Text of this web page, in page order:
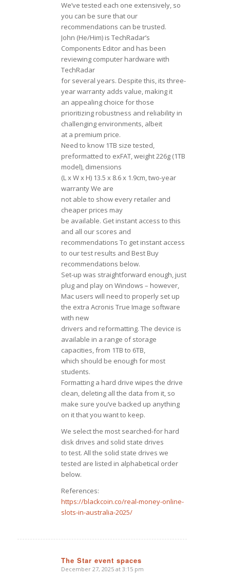
We’ve tested each one extensively, so
you can be sure that our
recommendations can be trusted.
John (He/Him) is TechRadar’s
Components Editor and has been
reviewing computer hardware with
TechRadar
for several years. Despite this, its three-
year warranty adds value, making it
an appealing choice for those
prioritizing robustness and reliability in
challenging environments, albeit
at a premium price.
Need to know 1TB size tested,
preformatted to exFAT, weight 226g (1TB
model), dimensions
(L x W x H) 13.5 x 8.6 x 1.9cm, two-year
warranty We are
not able to show every retailer and
cheaper prices may
be available. Get instant access to this
and all our scores and
recommendations To get instant access
to our test results and Best Buy
recommendations below.
Set-up was straightforward enough, just
plug and play on Windows – however,
Mac users will need to properly set up
the extra Acronis True Image software
with new
drivers and reformatting. The device is
available in a range of storage
capacities, from 1TB to 6TB,
which should be enough for most
students.
Formatting a hard drive wipes the drive
clean, deleting all the data from it, so
make sure you’ve backed up anything
on it that you want to keep.
We select the most searched-for hard
disk drives and solid state drives
to test. All the solid state drives we
tested are listed in alphabetical order
below.
References:
https://blackcoin.co/real-money-online-
slots-in-australia-2025/
The Star event spaces
says:
December 27, 2025 at 3:15 pm